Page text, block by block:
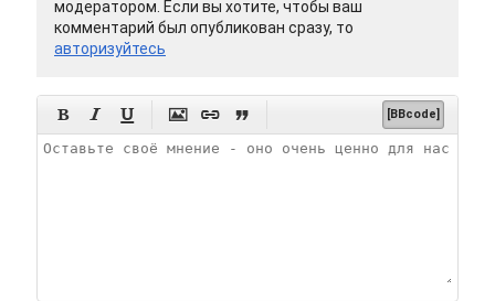
модератором. Если вы хотите, чтобы ваш
комментарий был опубликован сразу, то
авторизуйтесь
      [BBcode]